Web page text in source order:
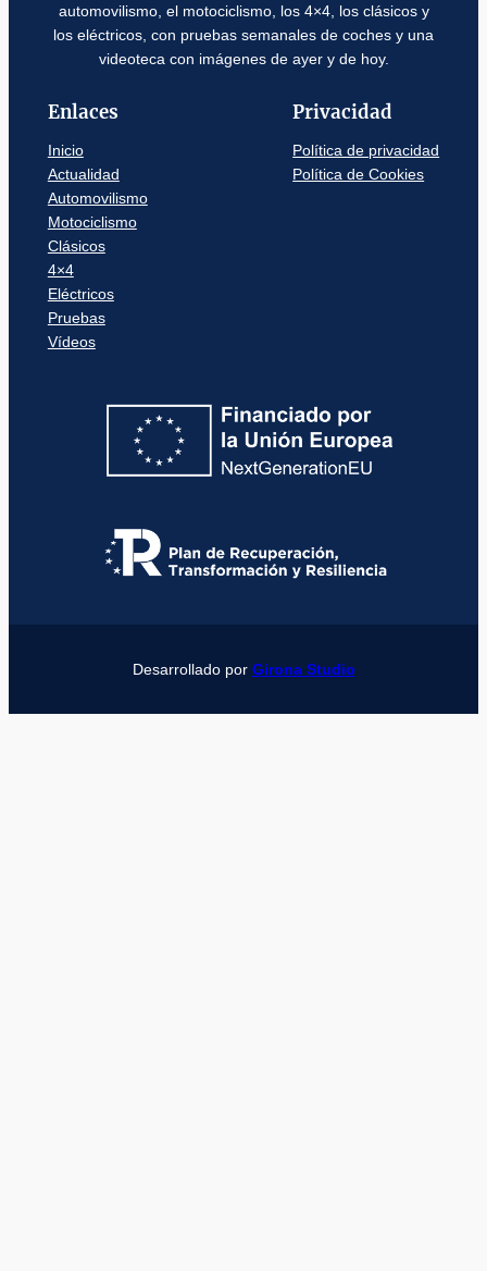
automovilismo, el motociclismo, los 4×4, los clásicos y
los eléctricos, con pruebas semanales de coches y una
videoteca con imágenes de ayer y de hoy.
Enlaces
Inicio
Actualidad
Automovilismo
Motociclismo
Clásicos
4×4
Eléctricos
Pruebas
Vídeos
Privacidad
Política de privacidad
Política de Cookies
Desarrollado por Girona Studio